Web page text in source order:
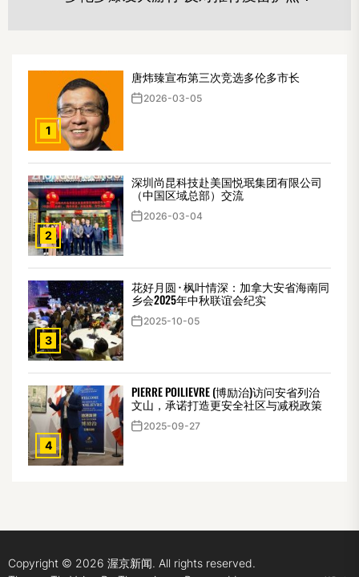
1
唐炜臻宣布第三次竞选多伦多市长
2026-03-05
2
深圳尚昆科技赴美国悦珉集团有限公司
（中国区域总部）交流
2026-03-04
3
花好月圆 · 枫叶情深：加拿大安省海南同
乡会2025年中秋联谊会纪实
2025-10-05
4
PIERRE POILIEVRE (博励治)访问安省列治
文山，承诺打造更安全社区与减税政策
2025-09-27
Copyright © 2026 渥京新闻. All rights reserved.